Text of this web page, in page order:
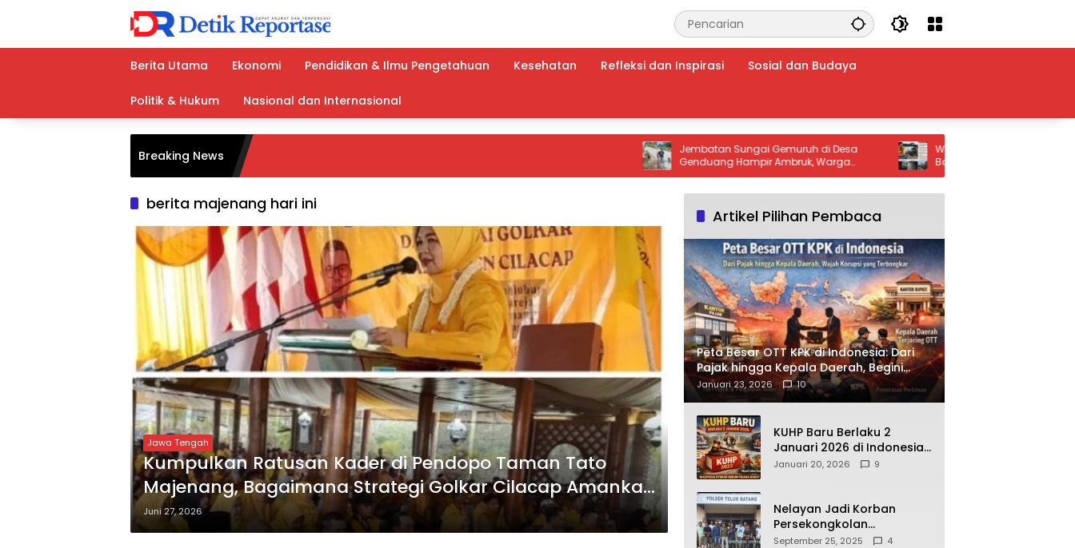
Berita Utama
Ekonomi Pendidikan & Ilmu Pengetahuan Kesehatan Refleksi dan Inspirasi Sosial dan Budaya
Politik & Hukum Nasional dan Internasional
Breaking News
Jembatan Sungai Gemuruh di Desa
Genduang Hampir Ambruk, Warga
Harap Perbaikan Segera Dilakukan Demi
Warga Kp. Bambu Kuning
Bogor Berharap Uluran Tangan dan
Kebijakan Pemkab Bogor serta
berita majenang hari ini
Jawa Tengah
Kumpulkan Ratusan Kader di Pendopo Taman Tato
Majenang, Bagaimana Strategi Golkar Cilacap Amankan
Kemenangan Mutlak lewat Muscam Dapil 4?
Juni 27, 2026
Artikel Pilihan Pembaca
Peta Besar OTT KPK di Indonesia: Dari
Pajak hingga Kepala Daerah, Begini
Wajah Korupsi yang Terbongkar
Januari 23, 2026 10
KUHP Baru Berlaku 2
Januari 2026 di Indonesia,
Apa Dampaknya bagi
Dipahami Publik
Januari 20, 2026 9
Nelayan Jadi Korban
Persekongkolan
Penyelewengan BBM
September 25, 2025 4